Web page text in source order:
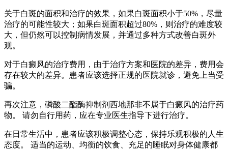
关于白斑的面积和治疗的效果，如果白斑面积小于50%，尽量
治疗的可能性较大；如果白斑面积超过80%，则治疗的难度较
大，但仍然可以控制病情发展，并通过多种方式改善白斑外
观。
对于白癜风的治疗费用，由于治疗方案和医院的差异，费用会
存在较大的差异。患者应该选择正规的医院就诊，避免上当受
骗。
再次注意，磷酸二酯酶抑制剂西地那非不属于白癜风的治疗药
物。 请勿自行用药，应在专业医生指导下进行治疗。
在日常生活中，患者应该积极调整心态，保持乐观积极的人生
态度。 适当的运动、均衡的饮食、充足的睡眠对身体健康都